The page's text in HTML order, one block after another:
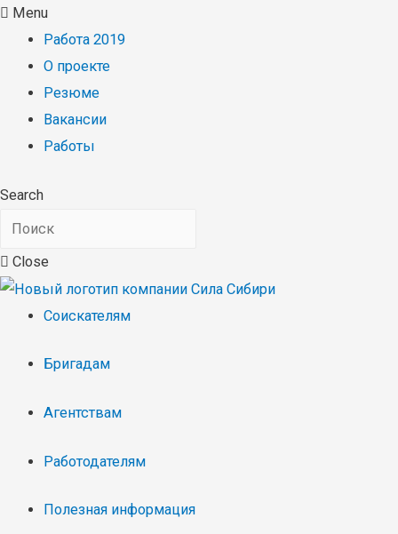
Menu
Работа 2019
О проекте
Резюме
Вакансии
Работы
Search
Close
Соискателям
Бригадам
Агентствам
Работодателям
Полезная информация